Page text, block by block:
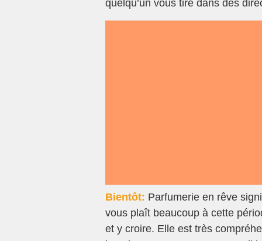
quelqu’un vous tire dans des
Bientôt: Parfumerie en rêve
vous plaît beaucoup à cette
et y croire. Elle est très